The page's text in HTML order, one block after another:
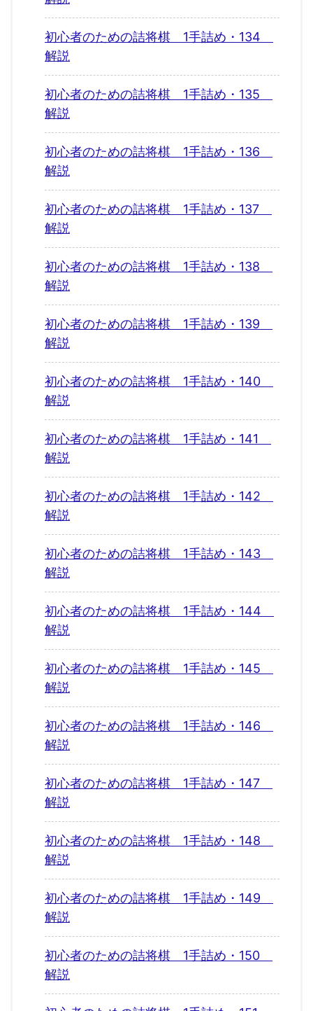
初心者のための詰将棋 1手詰め・134
解説
初心者のための詰将棋 1手詰め・135
解説
初心者のための詰将棋 1手詰め・136
解説
初心者のための詰将棋 1手詰め・137
解説
初心者のための詰将棋 1手詰め・138
解説
初心者のための詰将棋 1手詰め・139
解説
初心者のための詰将棋 1手詰め・140
解説
初心者のための詰将棋 1手詰め・141
解説
初心者のための詰将棋 1手詰め・142
解説
初心者のための詰将棋 1手詰め・143
解説
初心者のための詰将棋 1手詰め・144
解説
初心者のための詰将棋 1手詰め・145
解説
初心者のための詰将棋 1手詰め・146
解説
初心者のための詰将棋 1手詰め・147
解説
初心者のための詰将棋 1手詰め・148
解説
初心者のための詰将棋 1手詰め・149
解説
初心者のための詰将棋 1手詰め・150
解説